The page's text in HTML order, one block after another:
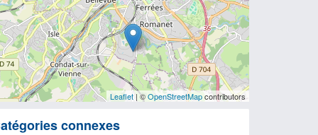
Leaflet| ©OpenStreetMapcontributors
connexes